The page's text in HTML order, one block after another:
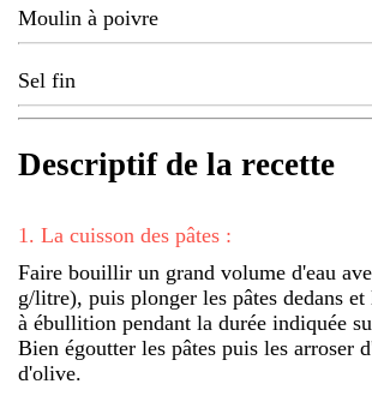
Moulin à poivre
Sel fin
Descriptif de la recette
1 . La cuisson des pâtes :
Faire bouillir un grand volume d'eau
g/litre), puis plonger les pâtes dedans
à ébullition pendant la durée indiquée
Bien égoutter les pâtes puis les arroser
d'olive.